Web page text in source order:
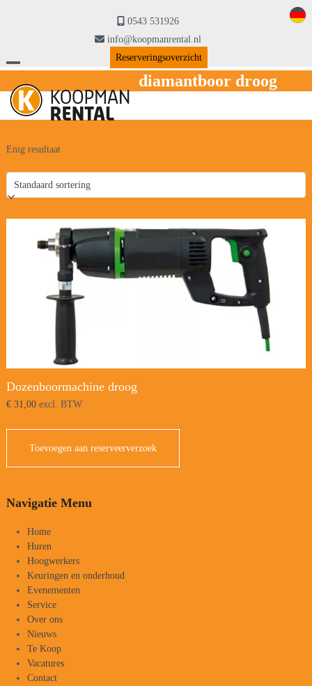
0543 531926
info@koopmanrental.nl
Reserveringsoverzicht
mobile
menu
mobile
menu
diamantboor droog
Enig resultaat
Dozenboormachine droog
€31,00excl. BTW
Toevoegen aan reserveerverzoek
Navigatie Menu
Home
Huren
Hoogwerkers
Keuringen en onderhoud
Evenementen
Service
Over ons
Nieuws
Te Koop
Vacatures
Contact